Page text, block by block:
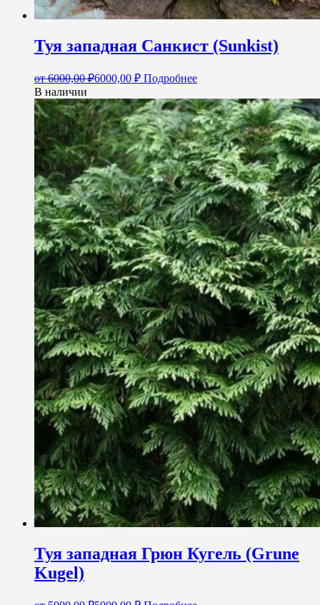
Туя западная Санкист (Sunkist)
от6000,00₽6000,00 ₽ Подробнее
В наличии
Туя западная Грюн Кугель (Grune
Kugel)